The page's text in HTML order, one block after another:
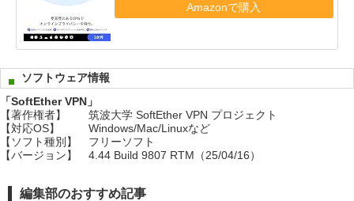
Amazonで購入
ソフトウェア情報
「SoftEther VPN」
【著作権者】
筑波大学 SoftEther VPN プロジェクト
【対応OS】
Windows/Mac/Linuxなど
【ソフト種別】
フリーソフト
【バージョン】
4.44 Build 9807 RTM（25/04/16）
編集部のおすすめ記事